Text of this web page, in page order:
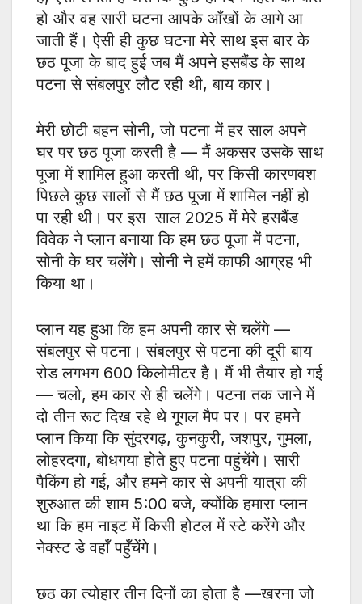
हो और वह सारी घटना आपके आँखों के आगे आ
जाती हैं। ऐसी ही कुछ घटना मेरे साथ इस बार के
छठ पूजा के बाद हुई जब मैं अपने हसबैंड के साथ
पटना से संबलपुर लौट रही थी, बाय कार।
मेरी छोटी बहन सोनी, जो पटना में हर साल अपने
घर पर छठ पूजा करती है — मैं अकसर उसके साथ
पूजा में शामिल हुआ करती थी, पर किसी कारणवश
पिछले कुछ सालों से मैं छठ पूजा में शामिल नहीं हो
पा रही थी। पर इस साल 2025 में मेरे हसबैंड
विवेक ने प्लान बनाया कि हम छठ पूजा में पटना,
सोनी के घर चलेंगे। सोनी ने हमें काफी आग्रह भी
किया था।
प्लान यह हुआ कि हम अपनी कार से चलेंगे —
संबलपुर से पटना। संबलपुर से पटना की दूरी बाय
रोड लगभग 600 किलोमीटर है। मैं भी तैयार हो गई
— चलो, हम कार से ही चलेंगे। पटना तक जाने में
दो तीन रूट दिख रहे थे गूगल मैप पर। पर हमने
प्लान किया कि सुंदरगढ़, कुनकुरी, जशपुर, गुमला,
लोहरदगा, बोधगया होते हुए पटना पहुंचेंगे। सारी
पैकिंग हो गई, और हमने कार से अपनी यात्रा की
शुरुआत की शाम 5:00 बजे, क्योंकि हमारा प्लान
था कि हम नाइट में किसी होटल में स्टे करेंगे और
नेक्स्ट डे वहाँ पहुँचेंगे।
छठ का त्योहार तीन दिनों का होता है —खरना जो